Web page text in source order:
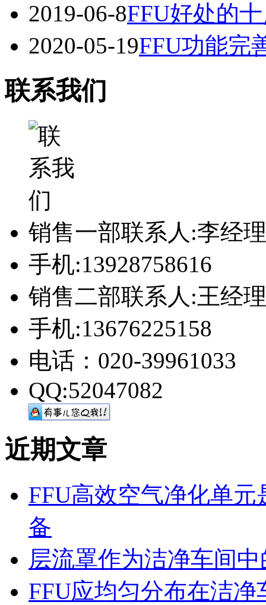
2019-06-8FFU好处的
2020-05-19FFU功能完
联系我们
销售一部联系人:李经理
手机:13928758616
销售二部联系人:王经理
手机:13676225158
电话：020-39961033
QQ:52047082
近期文章
FFU高效空气净化单
备
层流罩作为洁净车间
FFU应均匀分布在洁